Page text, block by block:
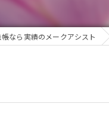
なら実績のメークアシスト